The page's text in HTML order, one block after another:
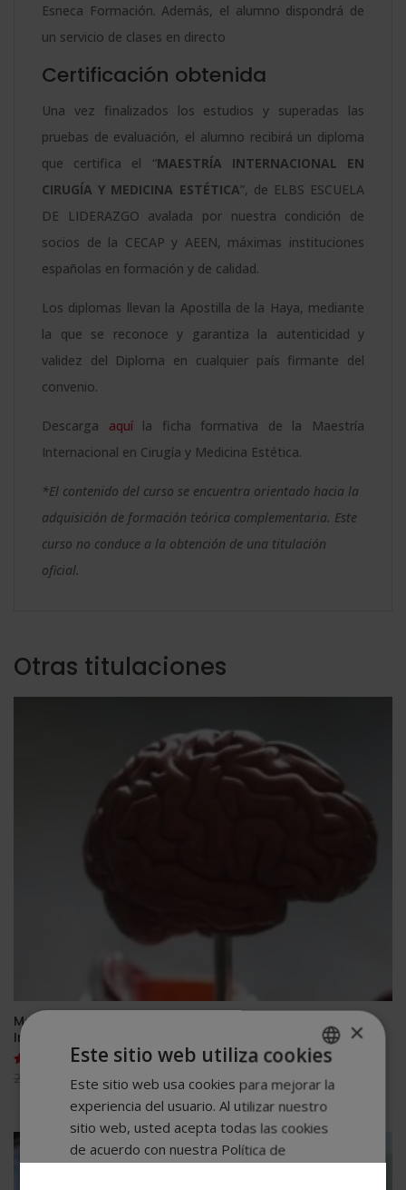
Esneca Formación. Además, el alumno dispondrá de
un servicio de clases en directo
Certificación obtenida
Una vez finalizados los estudios y superadas las
pruebas de evaluación, el alumno recibirá un diploma
que certifica el “MAESTRÍA INTERNACIONAL EN
CIRUGÍA Y MEDICINA ESTÉTICA”, de ELBS ESCUELA
DE LIDERAZGO avalada por nuestra condición de
socios de la CECAP y AEEN, máximas instituciones
españolas en formación y de calidad.
Los diplomas llevan la Apostilla de la Haya, mediante
la que se reconoce y garantiza la autenticidad y
validez del Diploma en cualquier país firmante del
convenio.
Descarga aquíla ficha formativa de la Maestría
Internacional en Cirugía y Medicina Estética.
*El contenido del curso se encuentra orientado hacia la
adquisición de formación teórica complementaria. Este
curso no conduce a la obtención de una titulación
oficial.
Otras titulaciones
Maestría Internacional en Neuropsicología + Maestría
Internacional en Deterioros Cognitivos
Valorado
con
2.976,00
El
precio
original
2.976,00$.
744,00$
precio
es:
744,00$.
SPANISH
PORTUGUESE
×
Este sitio web utiliza cookies
Este sitio web usa cookies para mejorar la
experiencia del usuario. Al utilizar nuestro
sitio web, usted acepta todas las cookies
de acuerdo con nuestra Política de